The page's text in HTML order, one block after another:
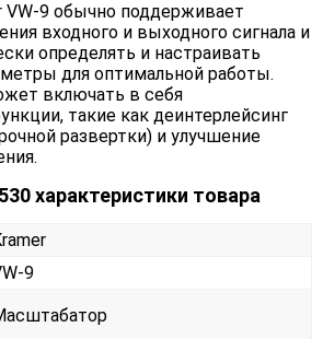
VW-9 обычно поддерживает
входного и выходного сигнала и
определять и настраивать
для оптимальной работы.
включать в себя
такие как деинтерлейсинг
развертки) и улучшение
характеристики товара
9